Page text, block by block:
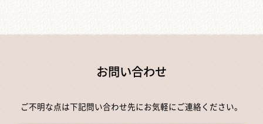
お問い合わせ
ご不明な点は下記問い合わせ先にお気軽にご連絡ください。